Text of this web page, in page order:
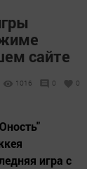
сайте
1016 0 0
игра с